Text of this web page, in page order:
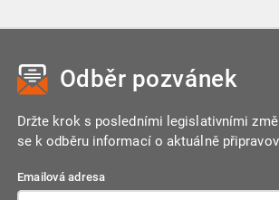
Odběr pozvánek
Držte krok s posledními legislativními
se k odběru informací o aktuálně
Emailová adresa